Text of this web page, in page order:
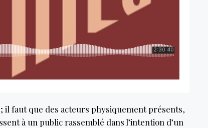
il faut que des acteurs physiquement présents,
à un public rassemblé dans l’intention d’un